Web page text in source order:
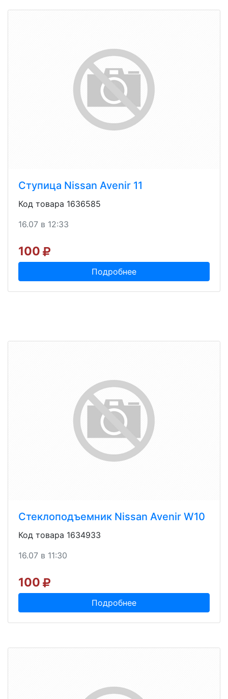
Ступица Nissan Avenir 11
Код товара 1636585
16.07 в 12:33
100
Подробнее
Стеклоподъемник Nissan Avenir W10
Код товара 1634933
16.07 в 11:30
100
Подробнее